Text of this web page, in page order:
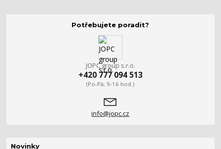
Potřebujete poradit?
JOPC group s.r.o.
+420 777 094 513
(Po-Pá, 9-16 hod.)
info@jopc.cz
Novinky